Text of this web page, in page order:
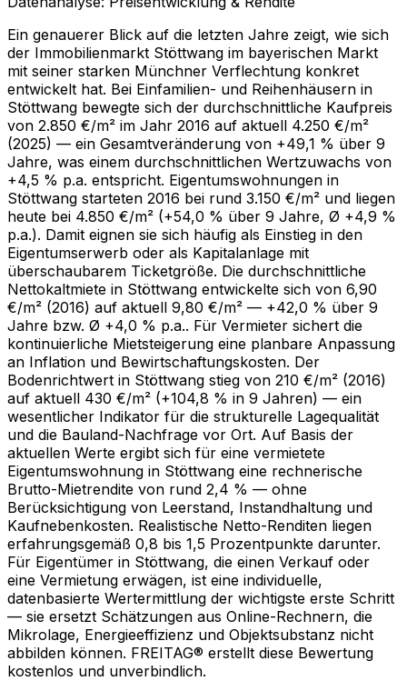
Ein genauerer Blick auf die letzten Jahre zeigt, wie sich
der Immobilienmarkt Stöttwang im bayerischen Markt
mit seiner starken Münchner Verflechtung konkret
entwickelt hat. Bei Einfamilien- und Reihenhäusern in
Stöttwang bewegte sich der durchschnittliche Kaufpreis
von 2.850 €/m² im Jahr 2016 auf aktuell 4.250 €/m²
(2025) — ein Gesamtveränderung von +49,1 % über 9
Jahre, was einem durchschnittlichen Wertzuwachs von
+4,5 % p.a. entspricht. Eigentumswohnungen in
Stöttwang starteten 2016 bei rund 3.150 €/m² und liegen
heute bei 4.850 €/m² (+54,0 % über 9 Jahre, Ø +4,9 %
p.a.). Damit eignen sie sich häufig als Einstieg in den
Eigentumserwerb oder als Kapitalanlage mit
überschaubarem Ticketgröße. Die durchschnittliche
Nettokaltmiete in Stöttwang entwickelte sich von 6,90
€/m² (2016) auf aktuell 9,80 €/m² — +42,0 % über 9
Jahre bzw. Ø +4,0 % p.a.. Für Vermieter sichert die
kontinuierliche Mietsteigerung eine planbare Anpassung
an Inflation und Bewirtschaftungskosten. Der
Bodenrichtwert in Stöttwang stieg von 210 €/m² (2016)
auf aktuell 430 €/m² (+104,8 % in 9 Jahren) — ein
wesentlicher Indikator für die strukturelle Lagequalität
und die Bauland-Nachfrage vor Ort. Auf Basis der
aktuellen Werte ergibt sich für eine vermietete
Eigentumswohnung in Stöttwang eine rechnerische
Brutto-Mietrendite von rund 2,4 % — ohne
Berücksichtigung von Leerstand, Instandhaltung und
Kaufnebenkosten. Realistische Netto-Renditen liegen
erfahrungsgemäß 0,8 bis 1,5 Prozentpunkte darunter.
Für Eigentümer in Stöttwang, die einen Verkauf oder
eine Vermietung erwägen, ist eine individuelle,
datenbasierte Wertermittlung der wichtigste erste Schritt
— sie ersetzt Schätzungen aus Online-Rechnern, die
Mikrolage, Energieeffizienz und Objektsubstanz nicht
abbilden können. FREITAG® erstellt diese Bewertung
kostenlos und unverbindlich.